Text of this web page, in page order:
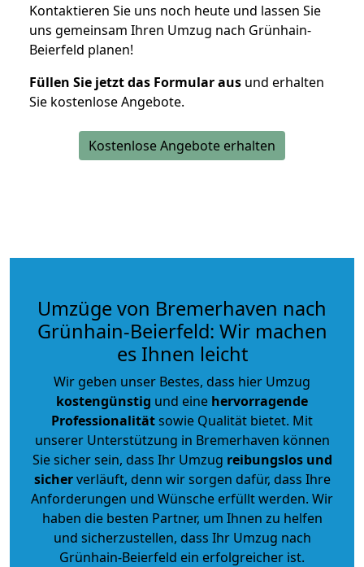
Kontaktieren Sie uns noch heute und lassen Sie
uns gemeinsam Ihren Umzug nach Grünhain-
Beierfeld planen!
Füllen Sie jetzt das Formular aus und erhalten
Sie kostenlose Angebote.
Kostenlose Angebote erhalten
Umzüge von Bremerhaven nach
Grünhain-Beierfeld: Wir machen
es Ihnen leicht
Wir geben unser Bestes, dass hier Umzug
kostengünstig und eine hervorragende
Professionalitätsowie Qualität bietet. Mit
unserer Unterstützung in Bremerhaven können
Sie sicher sein, dass Ihr Umzug reibungslos und
sicherverläuft, denn wir sorgen dafür, dass Ihre
Anforderungen und Wünsche erfüllt werden. Wir
haben die besten Partner, um Ihnen zu helfen
und sicherzustellen, dass Ihr Umzug nach
Grünhain-Beierfeld ein erfolgreicher ist.